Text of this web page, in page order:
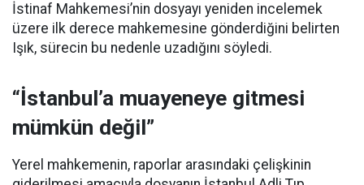
İstinaf Mahkemesi’nin dosyayı yeniden incelemek
üzere ilk derece mahkemesine gönderdiğini belirten
Işık, sürecin bu nedenle uzadığını söyledi.
“İstanbul’a muayeneye gitmesi
mümkün değil”
Yerel mahkemenin, raporlar arasındaki çelişkinin